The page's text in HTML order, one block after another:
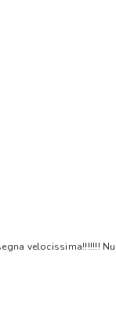
velocissima!!!!!!!